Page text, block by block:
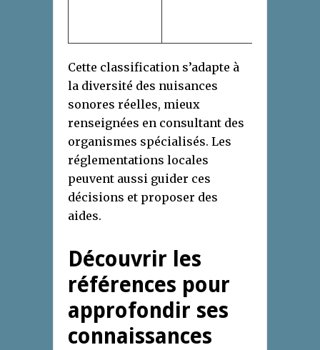
Cette classification s’adapte à
la diversité des nuisances
sonores réelles, mieux
renseignées en consultant des
organismes spécialisés. Les
réglementations locales
peuvent aussi guider ces
décisions et proposer des
aides.
Découvrir les
références pour
approfondir ses
connaissances